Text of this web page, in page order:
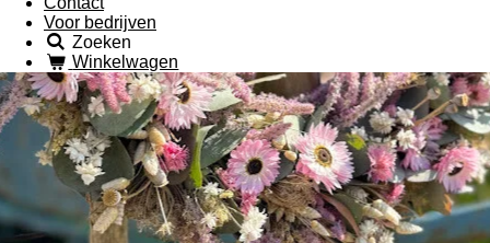
Voor bedrijven
Zoeken
Winkelwagen